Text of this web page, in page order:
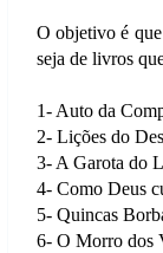
O objetivo é
seja de livros
1- Auto da
2- Lições do
3- A Garota do
4- Como Deus
5- Quincas
6- O Morro dos